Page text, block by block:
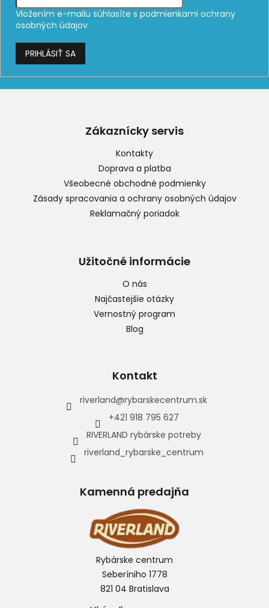
Vložením e-mailu súhlasíte s podmienkami ochrany
osobných údajov
PRIHLÁSIŤ SA
Zákaznícky servis
Kontakty
Doprava a platba
Všeobecné obchodné podmienky
Zásady spracovania a ochrany osobných údajov
Reklamačný poriadok
Užitočné informácie
O nás
Najčastejšie otázky
Vernostný program
Blog
Kontakt
riverland@rybarskecentrum.sk
+421 918 795 627
RIVERLAND rybárske potreby
riverland_rybarske_centrum
Kamenná predajňa
Rybárske centrum
Seberíniho 1778
821 04 Bratislava